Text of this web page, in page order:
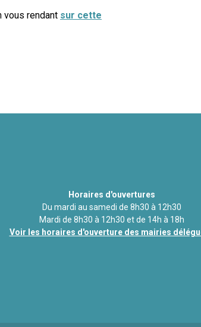
vous rendant sur cette
Horaires d'ouvertures
Du mardi au samedi de 8h30 à 12h30
Mardi de 8h30 à 12h30 et de 14h à 18h
Voir les horaires d'ouverture des mairies